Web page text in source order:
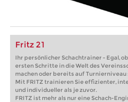
Fritz 21
Ihr persönlicher Schachtrainer - Egal,
ersten Schritte in die Welt des
machen oder bereits auf Turnierniveau
Mit FRITZ trainieren Sie effizienter,
und individueller als je zuvor.
FRITZ ist mehr als nur eine Schach-